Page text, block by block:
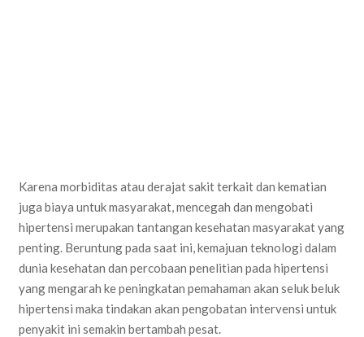
Karena morbiditas atau derajat sakit terkait dan kematian
juga biaya untuk masyarakat, mencegah dan mengobati
hipertensi merupakan tantangan kesehatan masyarakat yang
penting. Beruntung pada saat ini, kemajuan teknologi dalam
dunia kesehatan dan percobaan penelitian pada hipertensi
yang mengarah ke peningkatan pemahaman akan seluk beluk
hipertensi maka tindakan akan pengobatan intervensi untuk
penyakit ini semakin bertambah pesat.